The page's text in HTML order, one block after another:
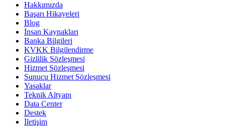
Hakkımızda
Başarı Hikayeleri
Blog
İnsan Kaynakları
Banka Bilgileri
KVKK Bilgilendirme
Gizlilik Sözleşmesi
Hizmet Sözleşmesi
Sunucu Hizmet Sözleşmesi
Yasaklar
Teknik Altyapı
Data Center
Destek
İletişim